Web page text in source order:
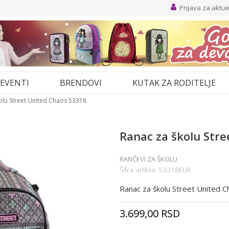
Prijava za
EVENTI BRENDOVI KUTAK ZA RODITELJE
Street United Chaos 53318
Ranac za školu
RANČEVI ZA ŠKOLU
Šifra artikla: 53318EUR
Ranac za školu Street United
3.699,00 RSD